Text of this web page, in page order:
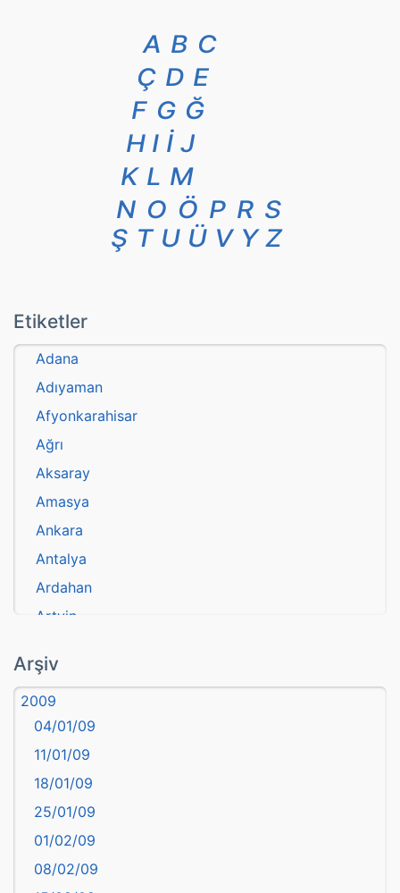
A B C
Ç D E
F G Ğ
H I İ J
K L M
N O Ö P R S
Ş T U Ü V Y Z
Etiketler
Adana
Adıyaman
Afyonkarahisar
Ağrı
Aksaray
Amasya
Ankara
Antalya
Ardahan
Artvin
Aydın
Balıkesir
Bartın
başkentler
Batman
Bayburt
Bilecik
Bingöl
Arşiv
2009
04/01/09
11/01/09
18/01/09
25/01/09
01/02/09
08/02/09